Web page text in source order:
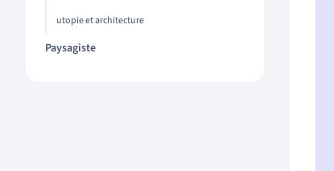
utopie et architecture
Paysagiste